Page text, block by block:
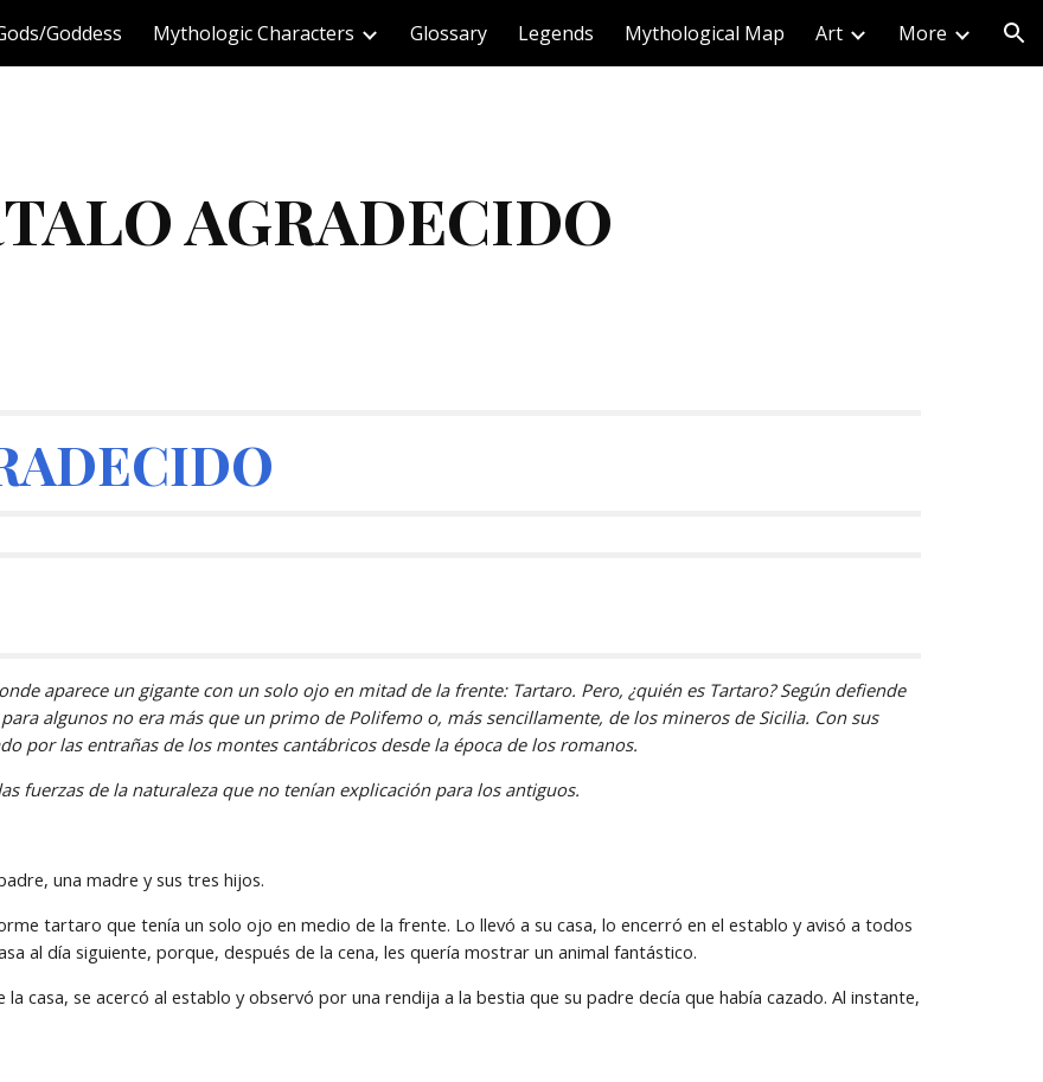
to main content Skip to navigation
Goddess Mythologic Characters Glossary Legends Mythological Map Art More
AGRADECIDO
aparece un gigante con un solo ojo en mitad de la frente: Tartaro. Pero, ¿quién es Tartaro? Según defiende
para algunos no era más que un primo de Polifemo o, más sencillamente, de los mineros de Sicilia. Con sus
por las entrañas de los montes cantábricos desde la época de los romanos.
fuerzas de la naturaleza que no tenían explicación para los antiguos.
una madre y sus tres hijos.
tartaro que tenía un solo ojo en medio de la frente. Lo llevó a su casa, lo encerró en el establo y avisó a todos
al día siguiente, porque, después de la cena, les quería mostrar un animal fantástico.
casa, se acercó al establo y observó por una rendija a la bestia que su padre decía que había cazado. Al instante,